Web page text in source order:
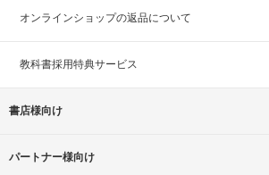
オンラインショップの返品について
教科書採用特典サービス
書店様向け
パートナー様向け